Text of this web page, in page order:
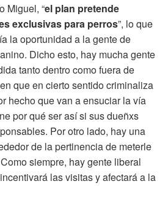
Miguel, “el plan pretende
exclusivas para perros”, lo que
la oportunidad a la gente de
Dicho esto, hay mucha gente
tanto dentro como fuera de
que en cierto sentido criminaliza
hecho que van a ensuciar la vía
por qué ser así si sus dueñxs
Por otro lado, hay una
de la pertinencia de meterle
siempre, hay gente liberal
las visitas y afectará a la